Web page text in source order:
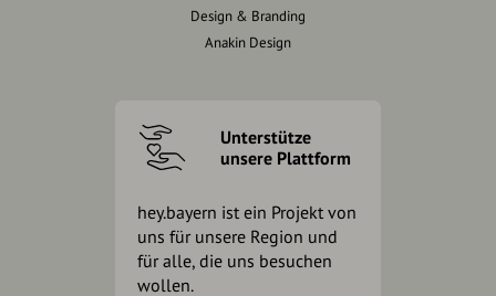
Design & Branding
Anakin Design
Unterstütze
unsere Plattform
hey.bayern ist ein Projekt von
uns für unsere Region und
für alle, die uns besuchen
wollen.